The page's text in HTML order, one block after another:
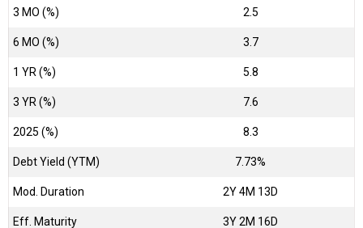
3 MO (%) 2.5
6 MO (%) 3.7
1 YR (%) 5.8
3 YR (%) 7.6
2025 (%) 8.3
Debt Yield (YTM) 7.73%
Mod. Duration 2Y 4M 13D
Eff. Maturity 3Y 2M 16D